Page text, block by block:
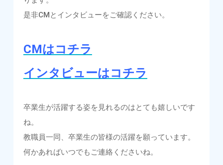
是非CMとインタビューをご確認ください。
CMはコチラ
インタビューはコチラ
卒業生が活躍する姿を見れるのはとても嬉しいです
ね。
教職員一同、卒業生の皆様の活躍を願っています。
何かあればいつでもご連絡くださいね。